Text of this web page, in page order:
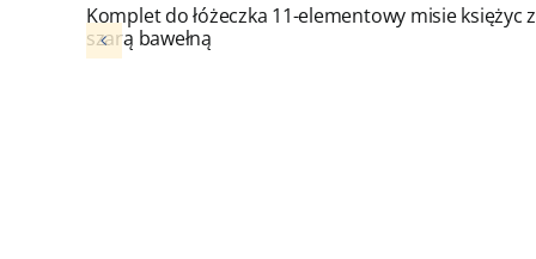
Komplet do łóżeczka 11-elementowy misie księżyc z
szarą bawełną